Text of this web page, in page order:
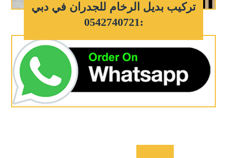
تركيب بديل الرخام للجدران في دبي
:0542740721